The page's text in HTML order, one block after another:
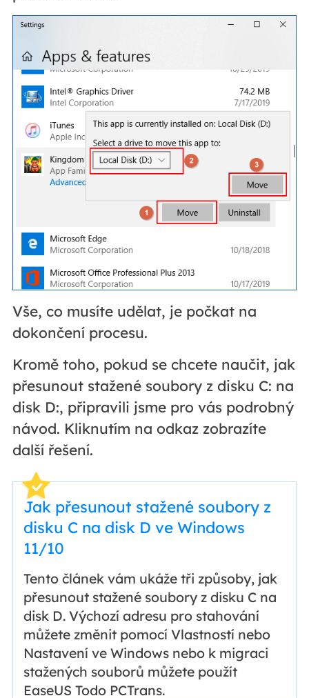
Vše, co musíte udělat, je počkat na
dokončení procesu.
Kromě toho, pokud se chcete naučit, jak
přesunout stažené soubory z disku C: na
disk D:, připravili jsme pro vás podrobný
návod. Kliknutím na odkaz zobrazíte
další řešení.
Jak přesunout stažené soubory z
disku C na disk D ve Windows
11/10
Tento článek vám ukáže tři způsoby, jak
přesunout stažené soubory z disku C na
disk D. Výchozí adresu pro stahování
můžete změnit pomocí Vlastností nebo
Nastavení ve Windows nebo k migraci
stažených souborů můžete použít
EaseUS Todo PCTrans.